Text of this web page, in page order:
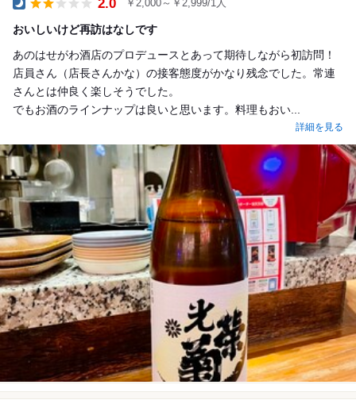
2.0 ￥2,000～￥2,999/1人
おいしいけど再訪はなしです
あのはせがわ酒店のプロデュースとあって期待しながら初訪問！
店員さん（店長さんかな）の接客態度がかなり残念でした。常連
さんとは仲良く楽しそうでした。
でもお酒のラインナップは良いと思います。料理もおい...
詳細を見る